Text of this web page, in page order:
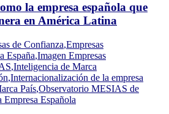
la empresa española que
en América Latina
de Confianza,Empresas
España,Imagen Empresas
,Inteligencia de Marca
,Internacionalización de la empresa
País,Observatorio MESIAS de
Española